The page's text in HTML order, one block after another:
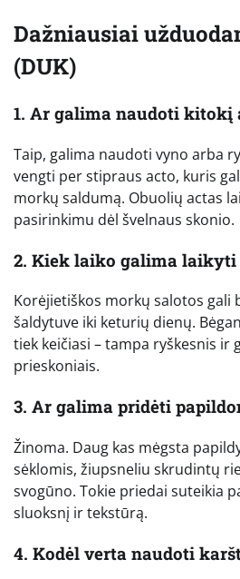
Dažniausiai
(DUK)
1. Ar galima naudoti kitokį
Taip, galima naudoti vyno arba
vengti per stipraus acto, kuris
morkų saldumą. Obuolių actas
pasirinkimu dėl švelnaus skonio.
2. Kiek laiko galima laikyti
Korėjietiškos morkų salotos gali
šaldytuve iki keturių dienų.
tiek keičiasi – tampa ryškesnis ir
prieskoniais.
3. Ar galima pridėti
Žinoma. Daug kas mėgsta
sėklomis, žiupsneliu skrudintų
svogūno. Tokie priedai suteikia
sluoksnį ir tekstūrą.
4. Kodėl verta naudoti